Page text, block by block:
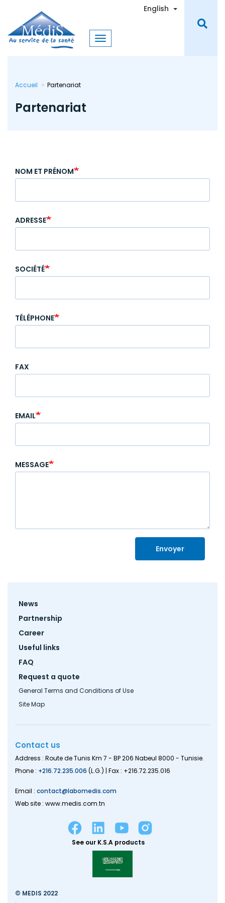
content
English Toggle
Accueil Partenariat
Partenariat
NOM ET PRÉNOM
ADRESSE
SOCIÉTÉ
TÉLÉPHONE
FAX
EMAIL
MESSAGE
Envoyer
Footer
News
Partnership
Career
Useful links
FAQ
Request a quote
General Terms and Conditions of Use
Site Map
Contact us
Address : Route de Tunis Km 7 - BP 206 Nabeul 8000 - Tunisie.
Phone : +216.72.235.006 (L.G.) | Fax : +216.72.235.016
Email : contact@labomedis.com
Web site : www.medis.com.tn
See our K.S.A products
© MEDIS 2022